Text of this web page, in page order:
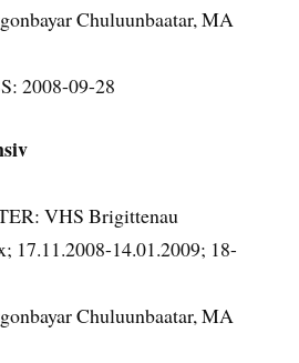
Chuluunbaatar, MA
2008-09-28
VHS Brigittenau
14.01.2009; 18-
Chuluunbaatar, MA